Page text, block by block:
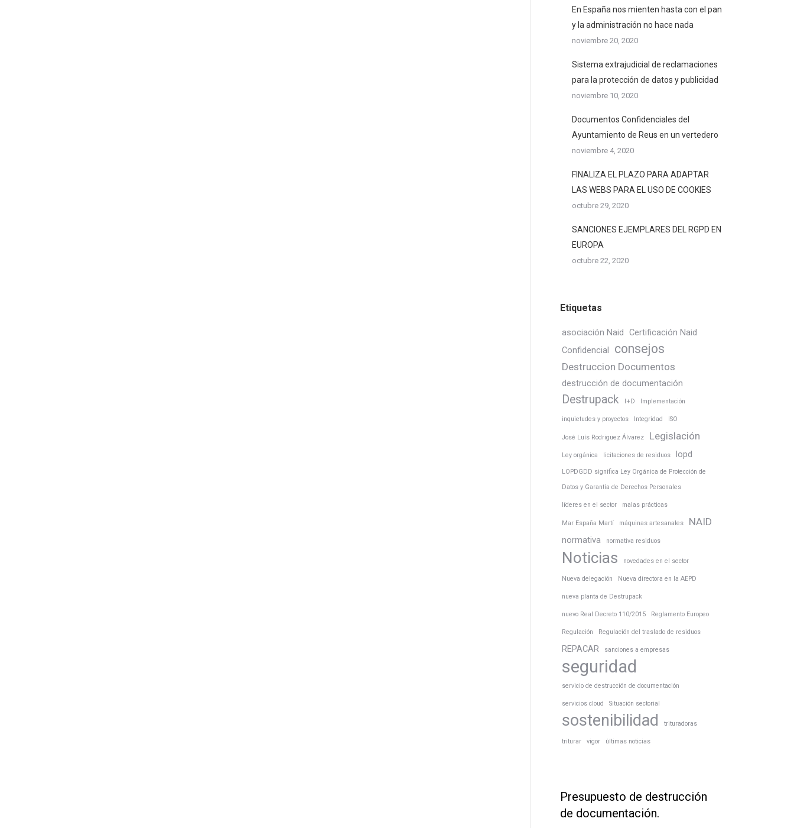
En España nos mienten hasta con el pan
y la administración no hace nada
noviembre 20, 2020
Sistema extrajudicial de reclamaciones
para la protección de datos y publicidad
noviembre 10, 2020
Documentos Confidenciales del
Ayuntamiento de Reus en un vertedero
noviembre 4, 2020
FINALIZA EL PLAZO PARA ADAPTAR
LAS WEBS PARA EL USO DE COOKIES
octubre 29, 2020
SANCIONES EJEMPLARES DEL RGPD EN
EUROPA
octubre 22, 2020
Etiquetas
asociación Naid Certificación Naid
Confidencial
consejos
Destruccion Documentos
destrucción de documentación
Destrupack I+D Implementación
inquietudes y proyectos Integridad ISO
José Luís Rodriguez Álvarez Legislación
Ley orgánica licitaciones de residuos lopd
LOPDGDD significa Ley Orgánica de Protección de
Datos y Garantía de Derechos Personales
líderes en el sector malas prácticas
Mar España Martí máquinas artesanales NAID
normativa normativa residuos
Noticias novedades en el sector
Nueva delegación Nueva directora en la AEPD
nueva planta de Destrupack
nuevo Real Decreto 110/2015 Reglamento Europeo
Regulación Regulación del traslado de residuos
REPACAR sanciones a empresas
seguridad
servicio de destrucción de documentación
servicios cloud Situación sectorial
sostenibilidad trituradoras
triturar vigor últimas noticias
Presupuesto de destrucción
de documentación.